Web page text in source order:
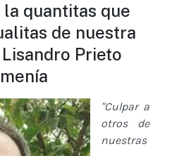
quantitas que
de nuestra
Prieto
"Culpar a
otros de
nuestras